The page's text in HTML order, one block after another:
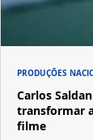
Carlos
transformar
filme
PRODUÇÕES